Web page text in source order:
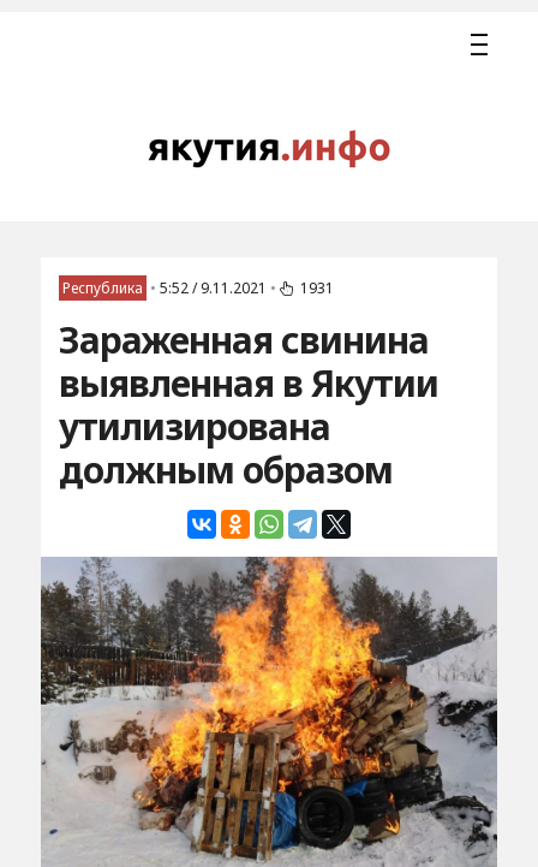
Республика • 5:52 / 9.11.2021 • 1931
Зараженная свинина
выявленная в Якутии
утилизирована
должным образом